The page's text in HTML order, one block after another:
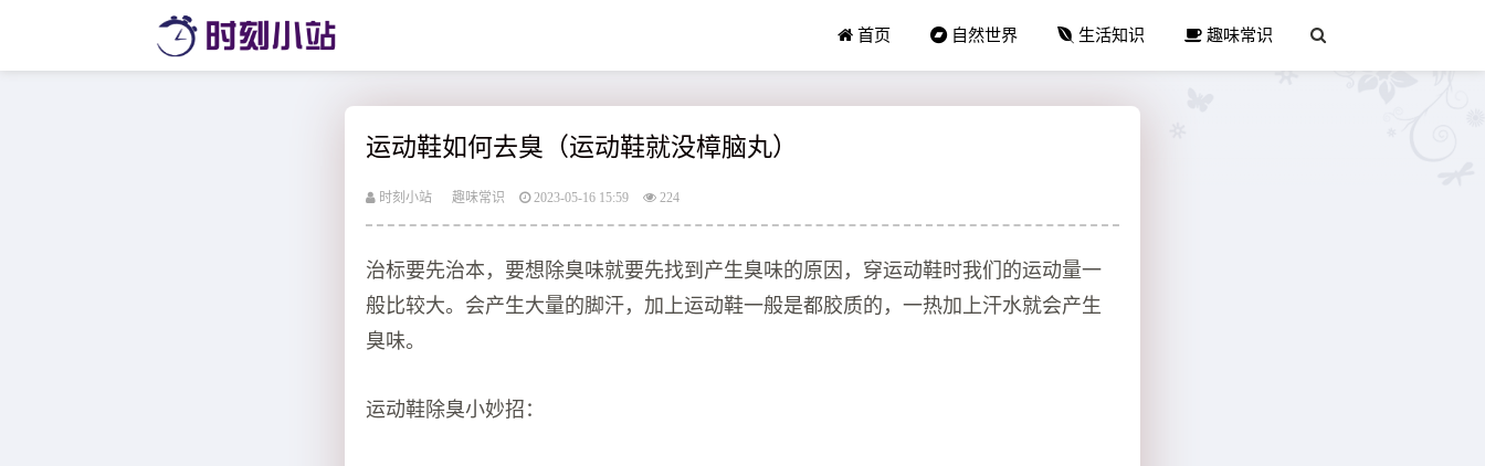
首页 自然世界 生活知识 趣味常识
运动鞋如何去臭（运动鞋就没樟脑丸）
时刻小站 趣味常识 2023-05-16 15:59 224
治标要先治本，要想除臭味就要先找到产生臭味的原因，穿运动鞋时我们的运动量一
般比较大。会产生大量的脚汗，加上运动鞋一般是都胶质的，一热加上汗水就会产生
臭味。
运动鞋除臭小妙招：